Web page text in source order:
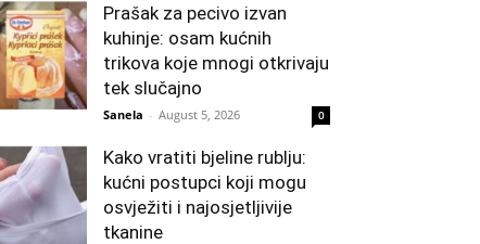
Prašak za pecivo izvan
kuhinje: osam kućnih
trikova koje mnogi otkrivaju
tek slučajno
Sanela - August 5, 2026 0
Kako vratiti bjeline rublju:
kućni postupci koji mogu
osvježiti i najosjetljivije
tkanine